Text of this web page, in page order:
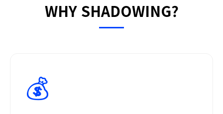
WHY SHADOWING?
💰